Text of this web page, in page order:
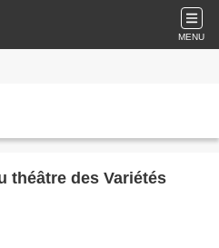
MENU
théâtre des Variétés